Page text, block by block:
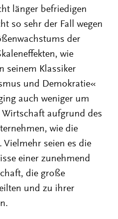
länger befriedigen
so sehr der Fall wegen
der
wie
seinem Klassiker
und Demokratie«
auch weniger um
aufgrund des
wie die
seien es die
einer zunehmend
die große
und zu ihrer